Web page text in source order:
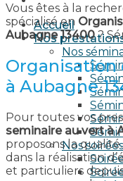
Accueil
Nos
Nos
Nos soirées
Vous êtes à la
spécialisé en
Aubagne 13400?
Organisation
à Aubagne
Pour toutes vos
seminaire au vert à
proposons la
dans la réalisation
et particuliers